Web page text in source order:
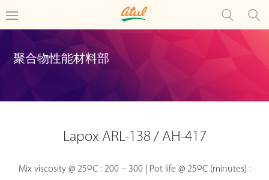
聚合物性能材料部
Lapox ARL-138 / AH-417
Mix viscosity @ 25oC : 200 – 300 | Pot life @ 25oC (minutes) :